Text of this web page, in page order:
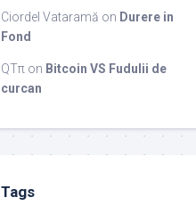
Ciordel Vataramă on Durere in
Fond
QTπ on Bitcoin VS Fudulii de
curcan
Tags